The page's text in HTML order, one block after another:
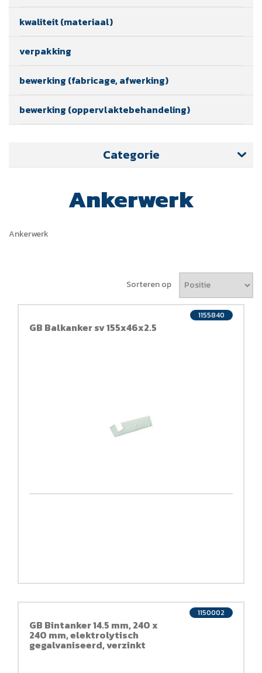
kwaliteit (materiaal)
verpakking
bewerking (fabricage, afwerking)
bewerking (oppervlaktebehandeling)
Categorie
Ankerwerk
Ankerwerk
Sorteren op
GB Balkanker sv 155x46x2.5
1155840
GB Bintanker 14.5 mm, 240 x
240 mm, elektrolytisch
gegalvaniseerd, verzinkt
1150002